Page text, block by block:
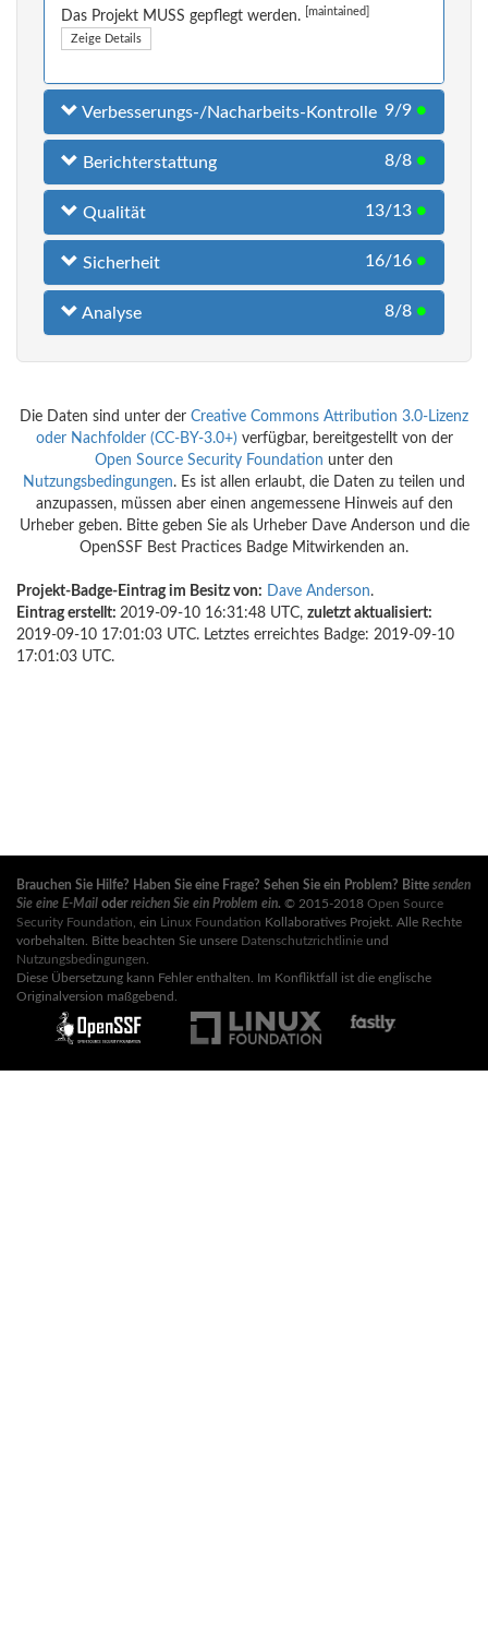
Das Projekt MUSS gepflegt werden. [maintained]
Zeige Details
Verbesserungs-/Nacharbeits-Kontrolle 9/9 ●
Berichterstattung 8/8 ●
Qualität 13/13 ●
Sicherheit 16/16 ●
Analyse 8/8 ●
Die Daten sind unter der Creative Commons Attribution 3.0-Lizenz
oder Nachfolder (CC-BY-3.0+) verfügbar, bereitgestellt von der
Open Source Security Foundation unter den
Nutzungsbedingungen. Es ist allen erlaubt, die Daten zu teilen und
anzupassen, müssen aber einen angemessene Hinweis auf den
Urheber geben. Bitte geben Sie als Urheber Dave Anderson und die
OpenSSF Best Practices Badge Mitwirkenden an.
Projekt-Badge-Eintrag im Besitz von: Dave Anderson.
Eintrag erstellt: 2019-09-10 16:31:48 UTC, zuletzt aktualisiert:
2019-09-10 17:01:03 UTC. Letztes erreichtes Badge: 2019-09-10
17:01:03 UTC.
Brauchen Sie Hilfe? Haben Sie eine Frage? Sehen Sie ein Problem? Bitte senden
Sie eine E-Mail oderreichen Sie ein Problem ein. © 2015-2018 Open Source
Security Foundation , ein Linux Foundation Kollaboratives Projekt. Alle Rechte
vorbehalten. Bitte beachten Sie unsere Datenschutzrichtlinie und
Nutzungsbedingungen
Diese Übersetzung kann Fehler enthalten. Im Konfliktfall ist die englische
Originalversion maßgebend.